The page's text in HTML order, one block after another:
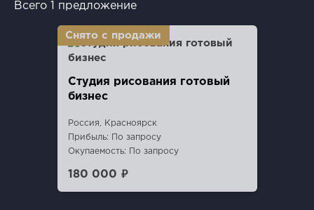
Всего 1 предложение
Студия рисования готовый
бизнес
Россия, Красноярск
Прибыль: По запросу
Окупаемость: По запросу
180 000 ₽